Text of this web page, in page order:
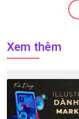
Xem thêm